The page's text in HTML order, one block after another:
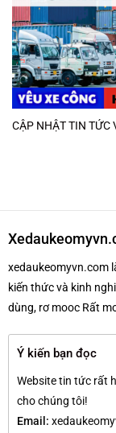
CẬP NHẬT TIN
xedaukeomyvn.com
kiến thức và kinh
dùng, rơ mooc Rất
Ý kiến bạn đọc
Website tin tức rất
cho chúng tôi!
Email: